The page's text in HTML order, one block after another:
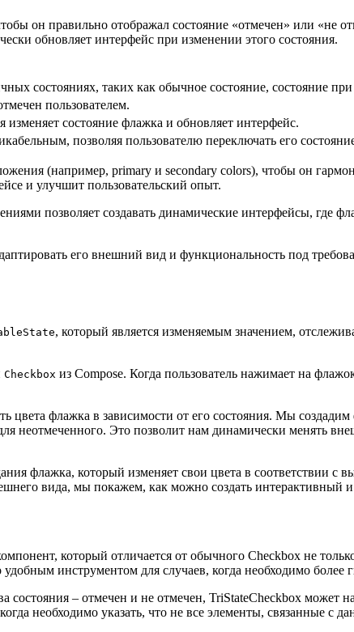
он правильно отображал состояние «отмечен» или «не
обновляет интерфейс при изменении этого состояния.
состояниях, таких как обычное состояние, состояние
пользователем.
состояние флажка и обновляет интерфейс.
позволяя пользователю переключать его
(например, primary и secondary colors), чтобы он
и улучшит пользовательский опыт.
позволяет создавать динамические интерфейсы, где
его внешний вид и функциональность под
, который является изменяемым значением,
Checkbox из Compose. Когда пользователь нажимает на
цвета флажка в зависимости от его состояния. Мы
неотмеченного. Это позволит нам динамически менять
флажка, который изменяет свои цвета в соответствии
вида, мы покажем, как можно создать
который отличается от обычного Checkbox не
инструментом для случаев, когда необходимо более
– отмечен и не отмечен, TriStateCheckbox может
необходимо указать, что не все элементы, связанные с